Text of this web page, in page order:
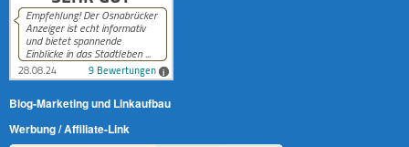
Blog-Marketing und Linkaufbau
Werbung / Affiliate-Link